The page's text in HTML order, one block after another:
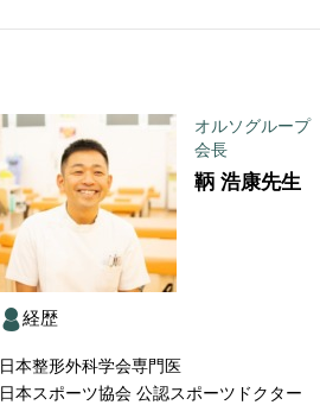
オルソグループ
会長
鞆 浩康先生
経歴
日本整形外科学会専門医
日本スポーツ協会 公認スポーツドクター